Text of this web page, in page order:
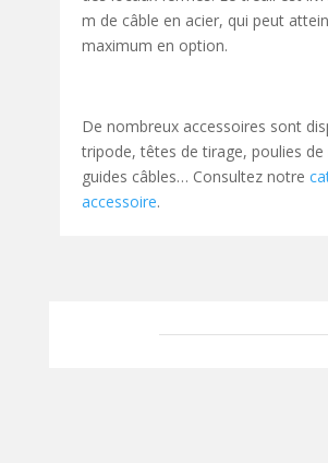
m de câble en acier, qui peut
maximum en option.
De nombreux accessoires sont
tripode, têtes de tirage, poulies de
guides câbles… Consultez notre
accessoire.